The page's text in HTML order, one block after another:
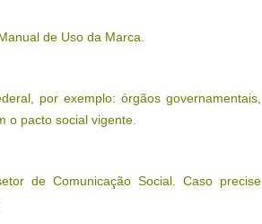
de Uso da Marca.
por exemplo: órgãos governamentais,
o pacto social vigente.
de Comunicação Social. Caso precise